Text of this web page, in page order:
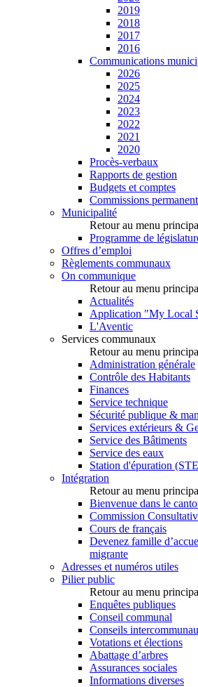
2019
2018
2017
2016
Communications
2026
2025
2024
2023
2022
2021
2020
Procès-verbaux
Rapports de gestion
Budgets et comptes
Commissions
Municipalité
Retour au menu
Programme de
Offres d’emploi
Règlements communaux
On communique
Retour au menu
Actualités
Application "My Local
L'Aventic
Services communaux
Retour au menu
Administration générale
Contrôle des Habitants
Finances
Service technique
Sécurité publique &
Services extérieurs &
Service des Bâtiments
Service des eaux
Station d'épuration
Intégration
Retour au menu
Bienvenue dans le
Commission
Cours de français
Devenez famille
migrante
Adresses et numéros utiles
Pilier public
Retour au menu
Enquêtes publiques
Conseil communal
Conseils
Votations et élections
Abattage d’arbres
Assurances sociales
Informations diverses